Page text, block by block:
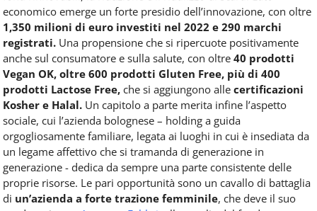
economico emerge un forte presidio dell’innovazione, con oltre
1,350 milioni di euro investiti nel 2022 e 290 marchi
registrati. Una propensione che si ripercuote positivamente
anche sul consumatore e sulla salute, con oltre 40 prodotti
Vegan OK, oltre 600 prodotti Gluten Free, più di 400
prodotti Lactose Free, che si aggiungono alle certificazioni
Kosher e Halal. Un capitolo a parte merita infine l’aspetto
sociale, cui l’azienda bolognese – holding a guida
orgogliosamente familiare, legata ai luoghi in cui è insediata da
un legame affettivo che si tramanda di generazione in
generazione - dedica da sempre una parte consistente delle
proprie risorse. Le pari opportunità sono un cavallo di battaglia
di un’azienda a forte trazione femminile, che deve il suo